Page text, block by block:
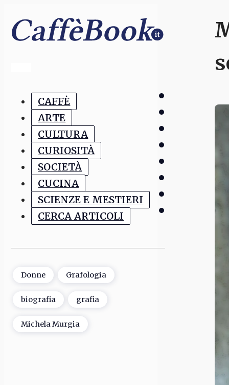
CAFFÈ
ARTE
CULTURA
CURIOSITÀ
SOCIETÀ
CUCINA
SCIENZE E MESTIERI
CERCA ARTICOLI
Donne Grafologia
biografia grafia
Michela Murgia